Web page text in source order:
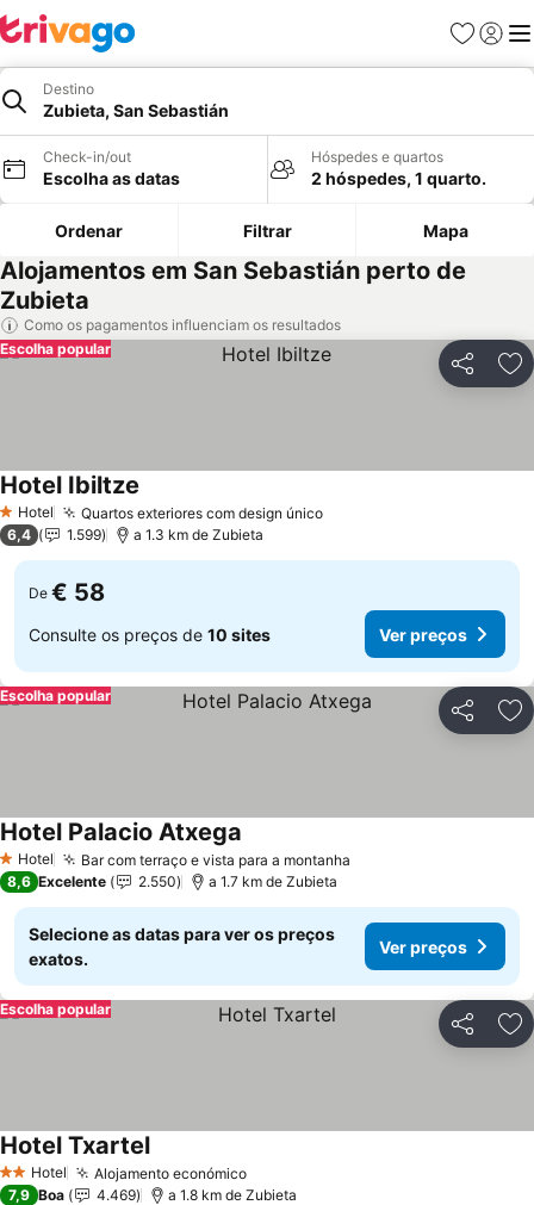
Favoritos
Iniciar
Destino
Zubieta, San Sebastián
Check-in/out
Escolha as datas
Hóspedes e quartos
2 hóspedes, 1 quarto.
Ordenar Filtrar Mapa
Alojamentos em San Sebastián perto de
Zubieta
Como os pagamentos influenciam os resultados
Partilhar
Escolha popular
1 Estrelas
Hotel Quartos exteriores com design único
Hotel Ibiltze
6,4 1.599 a 1.3 km de Zubieta
De € 58
Consulte os preços de 10 sites Ver preços
Partilhar
Escolha popular
1 Estrelas
Hotel Bar com terraço e vista para a montanha
Hotel Palacio Atxega
8,6 Excelente 2.550 a 1.7 km de Zubieta
Selecione as datas para ver os preços
exatos.
Ver preços
Partilhar
Escolha popular
2 Estrelas
Hotel Alojamento económico
Hotel Txartel
7,9 Boa 4.469 a 1.8 km de Zubieta